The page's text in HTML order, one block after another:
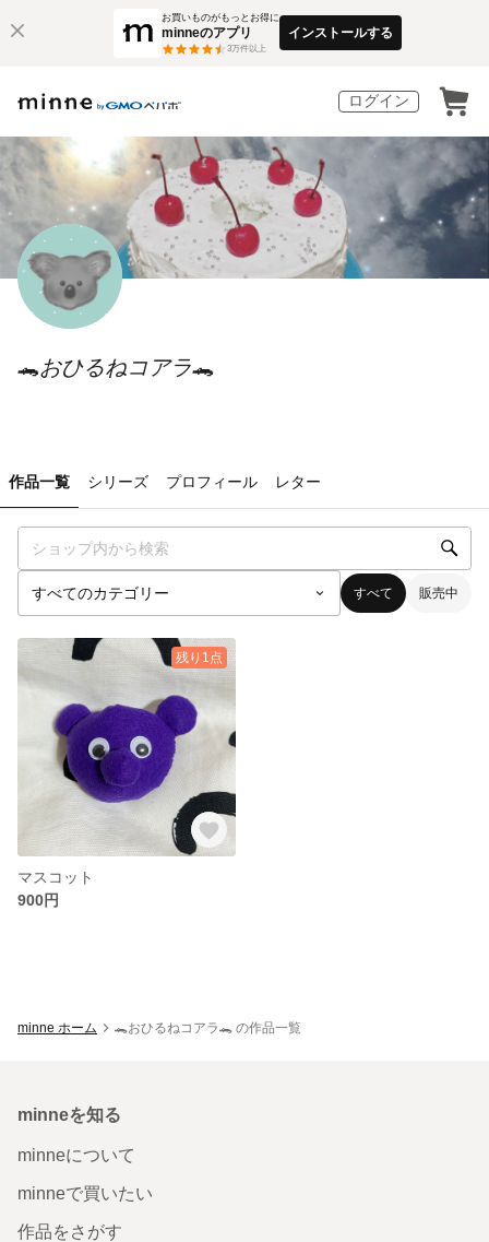
お買いものがもっとお得に
minneのアプリ
3万件以上
インストールする
ログイン
🐊おひるねコアラ🐊
作品一覧 シリーズ プロフィール レター
すべて 販売中
残り1点
マスコット
900円
minne ホーム 🐊おひるねコアラ🐊 の作品一覧
minneを知る
minneについて
minneで買いたい
作品をさがす